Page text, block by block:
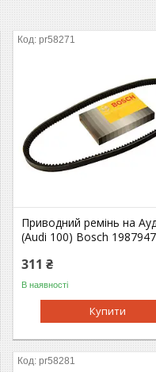
pr58271
Приводний ремінь на
(Audi 100) Bosch
311 ₴
В наявності
Купити
pr58281